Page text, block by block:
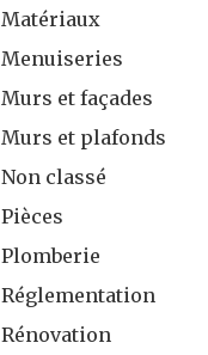
Matériaux
Menuiseries
Murs et façades
Murs et plafonds
Non classé
Pièces
Plomberie
Réglementation
Rénovation